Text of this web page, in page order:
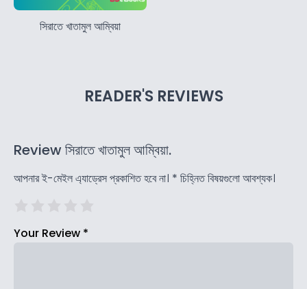
সিরাতে খাতামুল আম্বিয়া
READER'S REVIEWS
Review সিরাতে খাতামুল আম্বিয়া.
আপনার ই-মেইল এ্যাড্রেস প্রকাশিত হবে না। * চিহ্নিত বিষয়গুলো আবশ্যক।
Your Review *